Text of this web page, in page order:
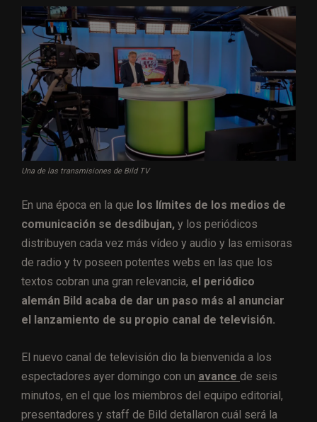
Una de las transmisiones de Bild TV
En una época en la que los límites de los medios de
comunicación se desdibujan, y los periódicos
distribuyen cada vez más vídeo y audio y las emisoras
de radio y tv poseen potentes webs en las que los
textos cobran una gran relevancia, el periódico
alemán Bild acaba de dar un paso más al anunciar
el lanzamiento de su propio canal de televisión.
El nuevo canal de televisión dio la bienvenida a los
espectadores ayer domingo con un avance de seis
minutos, en el que los miembros del equipo editorial,
presentadores y staff de Bild detallaron cuál será la